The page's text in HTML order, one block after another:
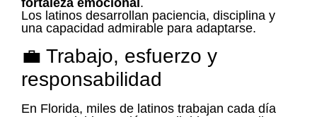
Los latinos desarrollan paciencia, disciplina y
una capacidad admirable para adaptarse.
💼 Trabajo, esfuerzo y
responsabilidad
En Florida, miles de latinos trabajan cada día